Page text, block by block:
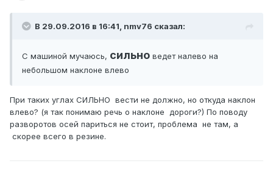
В 29.09.2016 в 16:41, nmv76 сказал:
С машиной мучаюсь, сильно ведет налево на
небольшом наклоне влево
При таких углах СИЛЬНО вести не должно, но откуда наклон
влево? (я так понимаю речь о наклоне дороги?) По поводу
разворотов осей париться не стоит, проблема не там, а
скорее всего в резине.